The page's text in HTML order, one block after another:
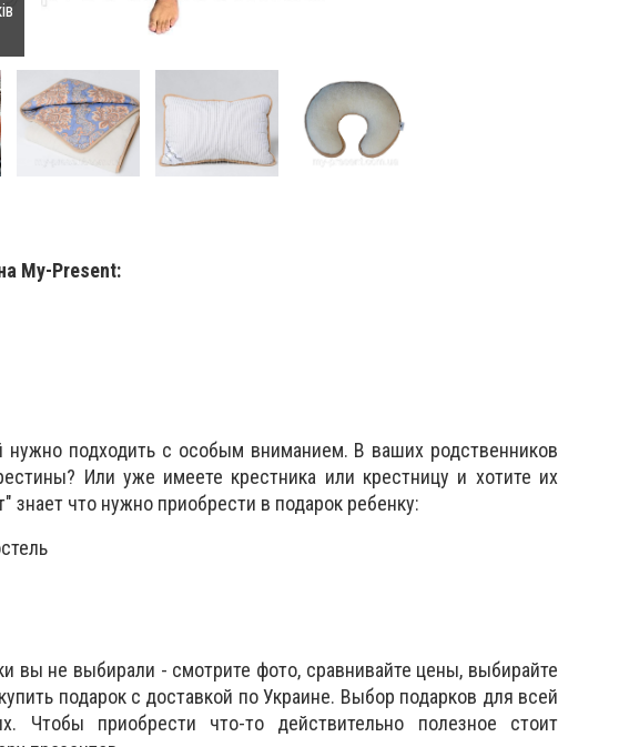
My-Present:
нужно подходить с особым вниманием. В ваших родственников
Или уже имеете крестника или крестницу и хотите их
знает что нужно приобрести в подарок ребенку:
вы не выбирали - смотрите фото, сравнивайте цены, выбирайте
подарок с доставкой по Украине. Выбор подарков для всей
Чтобы приобрести что-то действительно полезное стоит